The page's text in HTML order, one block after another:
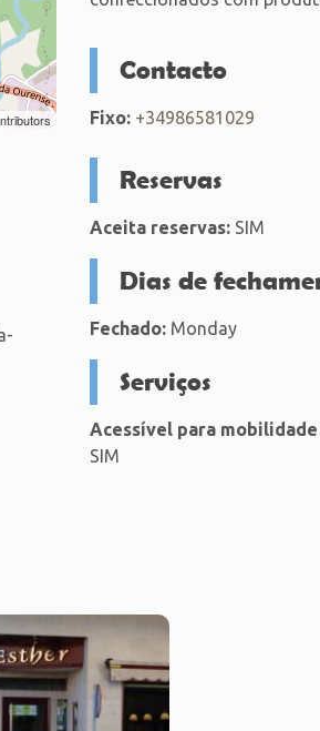
Contacto
Fixo: +34986581029
Reservas
Aceita reservas:SIM
Dias de
Fechado:Monday
Serviços
Acessível para
SIM